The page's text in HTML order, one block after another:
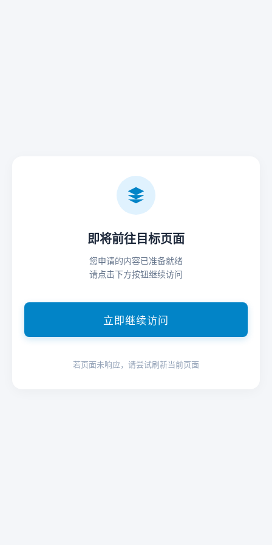
即将前往目标页面
您申请的内容已准备就绪
请点击下方按钮继续访问
立即继续访问
若页面未响应，请尝试刷新当前页面